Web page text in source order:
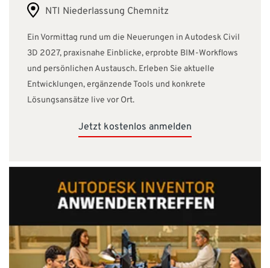
NTI Niederlassung Chemnitz
Ein Vormittag rund um die Neuerungen in Autodesk Civil
3D 2027, praxisnahe Einblicke, erprobte BIM-Workflows
und persönlichen Austausch. Erleben Sie aktuelle
Entwicklungen, ergänzende Tools und konkrete
Lösungsansätze live vor Ort.
Jetzt kostenlos anmelden